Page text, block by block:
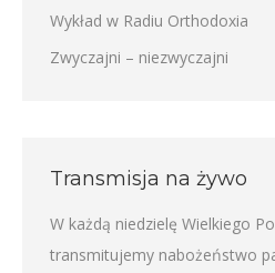
Wykład w Radiu Orthodoxia
Zwyczajni – niezwyczajni
Transmisja na żywo
W każdą niedzielę Wielkiego
transmitujemy nabożeństwo